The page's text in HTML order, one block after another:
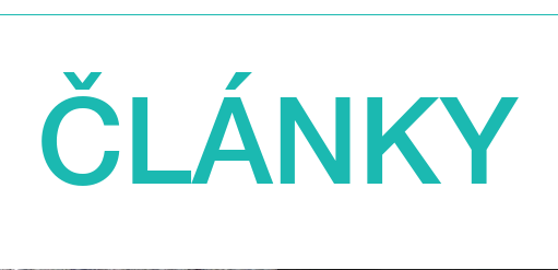
ČLÁNKY